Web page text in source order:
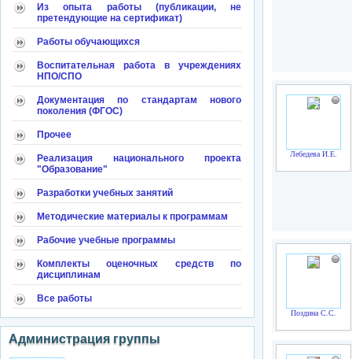
Из опыта работы (публикации, не
претендующие на сертификат)
Работы обучающихся
Воспитательная работа в учреждениях
НПО/СПО
Документация по стандартам нового
поколения (ФГОС)
Прочее
Реализация национального проекта
"Образование"
Разработки учебных занятий
Методические материалы к программам
Рабочие учебные программы
Комплекты оценочных средств по
дисциплинам
Все работы
Администрация группы
Лебедева И.Е.
Поздина С.С.